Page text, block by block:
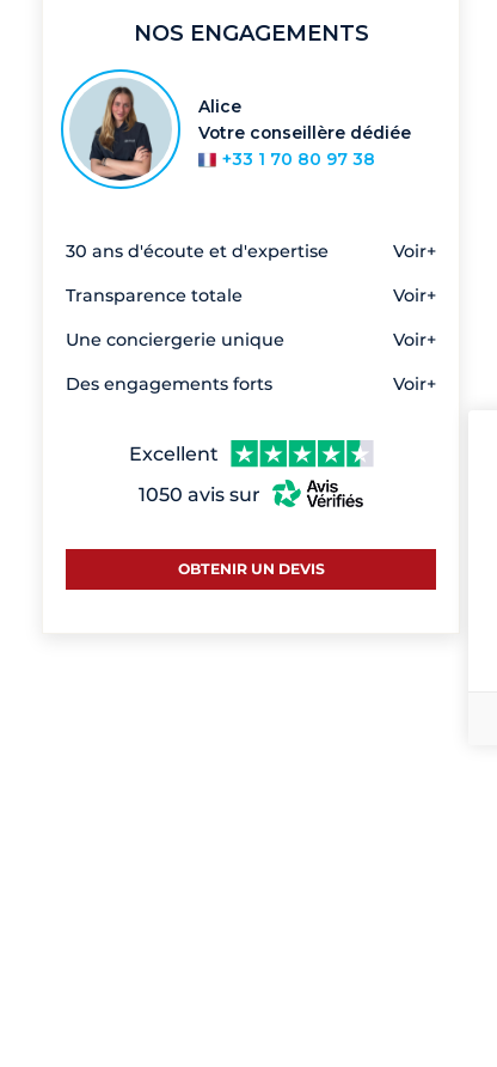
NOS ENGAGEMENTS
Alice
Votre conseillère dédiée
+33 1 70 80 97 38
30 ans d'écoute et d'expertise Voir+
Transparence totale Voir+
Une conciergerie unique Voir+
Des engagements forts Voir+
Excellent
1050 avis sur
OBTENIR UN DEVIS